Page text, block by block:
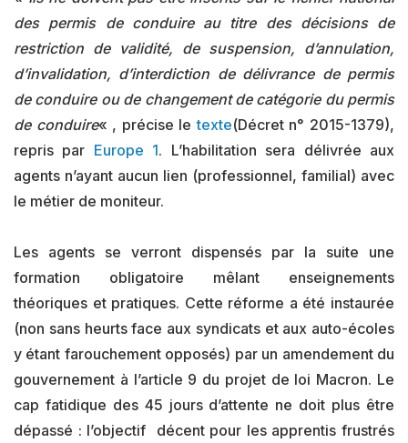
des permis de conduire au titre des décisions de
restriction de validité, de suspension, d’annulation,
d’invalidation, d’interdiction de délivrance de permis
de conduire ou de changement de catégorie du permis
de conduire« , précise letexte(Décret n° 2015-1379),
repris par Europe 1. L’habilitation sera délivrée aux
agents n’ayant aucun lien (professionnel, familial) avec
le métier de moniteur.
Les agents se verront dispensés par la suite une
formation obligatoire mêlant enseignements
théoriques et pratiques. Cette réforme a été instaurée
(non sans heurts face aux syndicats et aux auto-écoles
y étant farouchement opposés) par un amendement du
gouvernement à l’article 9 du projet de loi Macron. Le
cap fatidique des 45 jours d’attente ne doit plus être
dépassé : l’objectif décent pour les apprentis frustrés